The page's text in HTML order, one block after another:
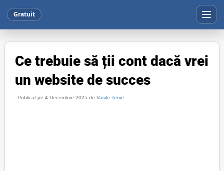
Gratuit
Ce trebuie să ții cont dacă vrei
un website de succes
Publicat pe 4 Decembrie 2025 de Vasile Tenie